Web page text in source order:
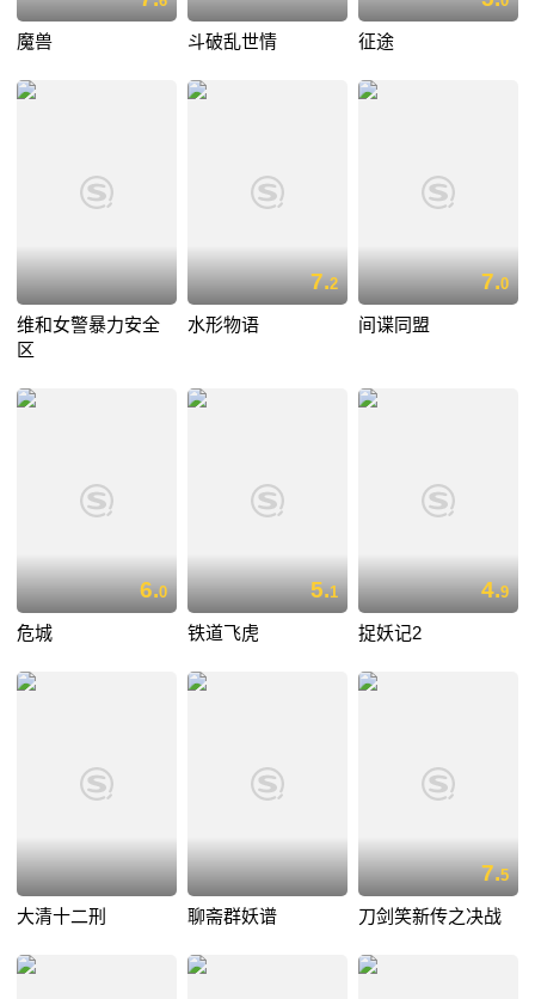
魔兽 斗破乱世情 征途
维和女警暴力安全
区
7.2
水形物语
7.0
间谍同盟
6.0
危城
5.1
铁道飞虎
4.9
捉妖记2
大清十二刑 聊斋群妖谱
7.5
刀剑笑新传之决战